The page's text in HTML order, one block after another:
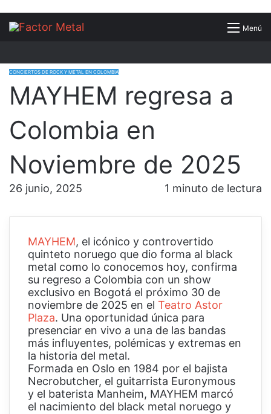
Menú
Buscar
CONCIERTOS DE ROCK Y METAL EN COLOMBIA
MAYHEM regresa a
Colombia en
Noviembre de 2025
26 junio, 2025 1 minuto de lectura
MAYHEM, el icónico y controvertido
quinteto noruego que dio forma al black
metal como lo conocemos hoy, confirma
su regreso a Colombia con un show
exclusivo en Bogotá el próximo 30 de
noviembre de 2025 en el Teatro Astor
Plaza. Una oportunidad única para
presenciar en vivo a una de las bandas
más influyentes, polémicas y extremas en
la historia del metal.
Formada en Oslo en 1984 por el bajista
Necrobutcher, el guitarrista Euronymous
y el baterista Manheim, MAYHEM marcó
el nacimiento del black metal noruego y